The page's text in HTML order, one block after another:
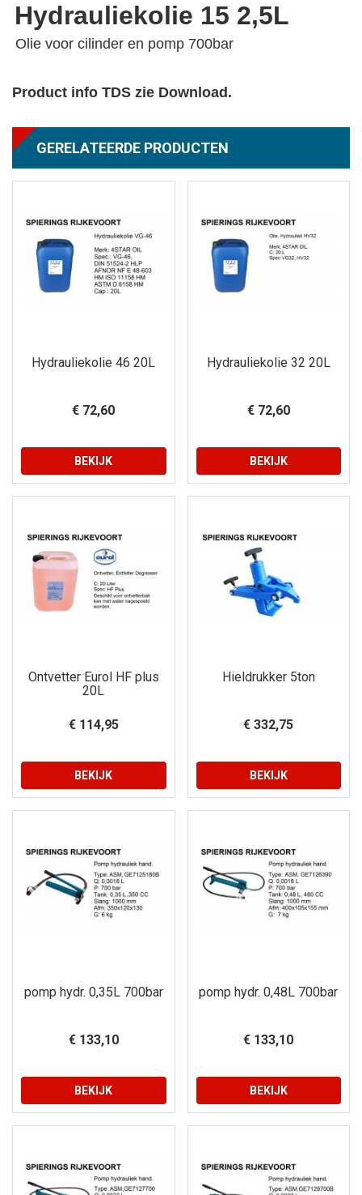
Hydrauliekolie 15 2,5L
Olie voor cilinder en pomp 700bar
Product info TDS zie Download.
GERELATEERDE PRODUCTEN
Hydrauliekolie 46 20L
€ 72,60
BEKIJK
Hydrauliekolie 32 20L
€ 72,60
BEKIJK
Ontvetter Eurol HF plus
20L
€ 114,95
BEKIJK
Hieldrukker 5ton
€ 332,75
BEKIJK
pomp hydr. 0,35L 700bar
€ 133,10
BEKIJK
pomp hydr. 0,48L 700bar
€ 133,10
BEKIJK